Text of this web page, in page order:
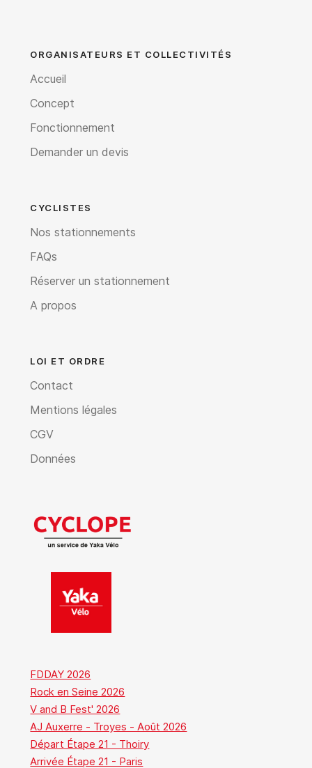
CYCLISTES
Nos stationnements
FAQs
Réserver un stationnement
A propos
LOI ET ORDRE
Contact
Mentions légales
CGV
Données
ORGANISATEURS ET COLLECTIVITÉS
Accueil
Concept
Fonctionnement
Demander un devis
FDDAY 2026
Rock en Seine 2026
V and B Fest' 2026
AJ Auxerre - Troyes - Août 2026
Départ Étape 21 - Thoiry
Arrivée Étape 21 - Paris